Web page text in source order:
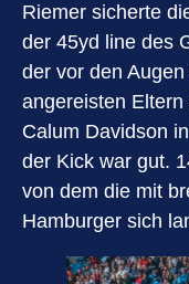
Riemer sicherte
der 45yd line des
der vor den
angereisten
Calum Davidson
der Kick war gut.
von dem die mit
Hamburger sich